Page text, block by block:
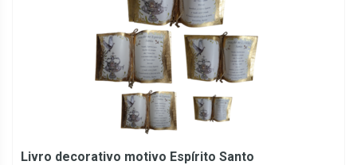
Livro decorativo motivo Espírito Santo